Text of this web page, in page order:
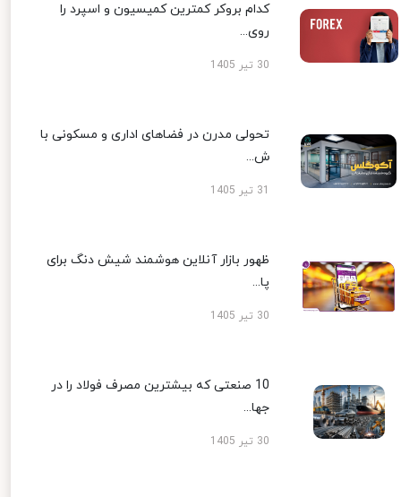
کدام بروکر کمترین کمیسیون و اسپرد را
روی...
30 تیر 1405
تحولی مدرن در فضاهای اداری و مسکونی با
ش...
ظهور بازار آنلاین هوشمند شیش دنگ برای
پا...
30 تیر 1405
10 صنعتی که بیشترین مصرف فولاد را در
جها...
30 تیر 1405